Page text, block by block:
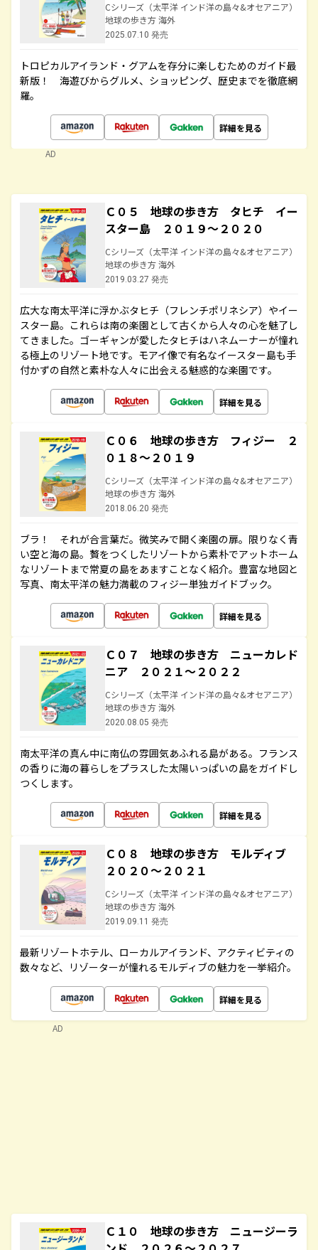
Cシリーズ（太平洋 インド洋の島々&オセアニア）
地球の歩き方 海外
2025.07.10 発売
トロピカルアイランド・グアムを存分に楽しむためのガイド最
新版！ 海遊びからグルメ、ショッピング、歴史までを徹底網
羅。
詳細を見る
AD
Ｃ０５ 地球の歩き方 タヒチ イー
スター島 ２０１９～２０２０
Cシリーズ（太平洋 インド洋の島々&オセアニア）
地球の歩き方 海外
2019.03.27 発売
広大な南太平洋に浮かぶタヒチ（フレンチポリネシア）やイー
スター島。これらは南の楽園として古くから人々の心を魅了し
てきました。ゴーギャンが愛したタヒチはハネムーナーが憧れ
る極上のリゾート地です。モアイ像で有名なイースター島も手
付かずの自然と素朴な人々に出会える魅惑的な楽園です。
詳細を見る
Ｃ０６ 地球の歩き方 フィジー ２
０１８～２０１９
Cシリーズ（太平洋 インド洋の島々&オセアニア）
地球の歩き方 海外
2018.06.20 発売
ブラ！ それが合言葉だ。微笑みで開く楽園の扉。限りなく青
い空と海の島。贅をつくしたリゾートから素朴でアットホーム
なリゾートまで常夏の島をあますことなく紹介。豊富な地図と
写真、南太平洋の魅力満載のフィジー単独ガイドブック。
詳細を見る
Ｃ０７ 地球の歩き方 ニューカレド
ニア ２０２１～２０２２
Cシリーズ（太平洋 インド洋の島々&オセアニア）
地球の歩き方 海外
2020.08.05 発売
南太平洋の真ん中に南仏の雰囲気あふれる島がある。フランス
の香りに海の暮らしをプラスした太陽いっぱいの島をガイドし
つくします。
詳細を見る
Ｃ０８ 地球の歩き方 モルディブ
２０２０～２０２１
Cシリーズ（太平洋 インド洋の島々&オセアニア）
地球の歩き方 海外
2019.09.11 発売
最新リゾートホテル、ローカルアイランド、アクティビティの
数々など、リゾーターが憧れるモルディブの魅力を一挙紹介。
詳細を見る
Ｃ１０ 地球の歩き方 ニュージーラ
AD